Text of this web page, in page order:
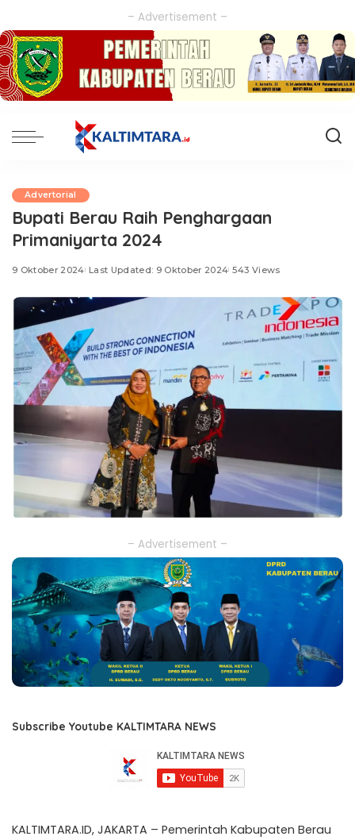
– Advertisement –
Advertorial
Bupati Berau Raih Penghargaan
Primaniyarta 2024
9 Oktober 2024 Last Updated: 9 Oktober 2024 543 Views
– Advertisement –
Subscribe Youtube KALTIMTARA NEWS
KALTIMTARA.ID, JAKARTA – Pemerintah Kabupaten Berau